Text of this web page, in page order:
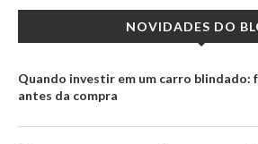
NOVIDADES DO
Quando investir em um carro blindado:
antes da compra